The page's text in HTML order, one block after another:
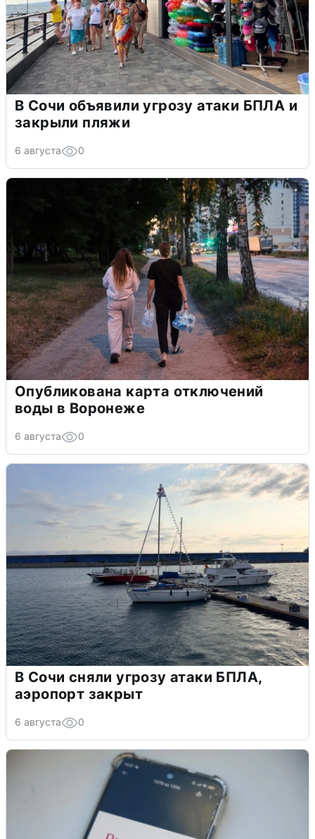
В Сочи объявили угрозу атаки БПЛА и
закрыли пляжи
6 августа 0
Опубликована карта отключений
воды в Воронеже
6 августа 0
В Сочи сняли угрозу атаки БПЛА,
аэропорт закрыт
6 августа 0